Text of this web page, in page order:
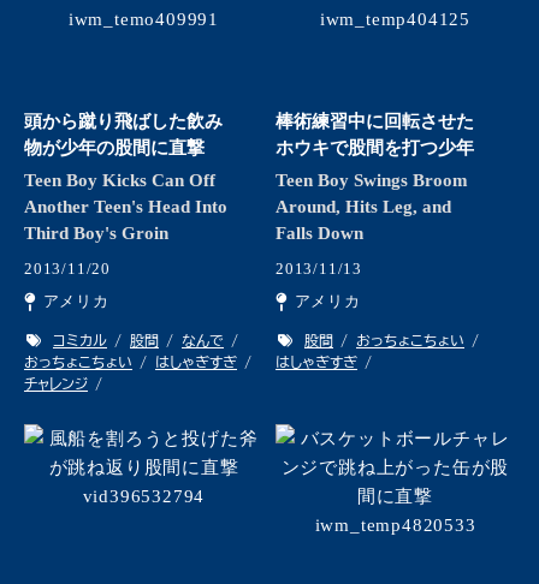
頭から蹴り飛ばした飲み
物が少年の股間に直撃
Teen Boy Kicks Can Off
Another Teen's Head Into
Third Boy's Groin
2013/11/20
アメリカ
コミカル 股間
なんで
おっちょこちょい
はしゃぎすぎ
チャレンジ
棒術練習中に回転させた
ホウキで股間を打つ少年
Teen Boy Swings Broom
Around, Hits Leg, and
Falls Down
2013/11/13
アメリカ
股間
おっちょこちょい
はしゃぎすぎ